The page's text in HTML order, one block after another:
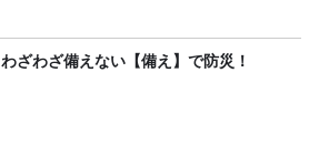
わざわざ備えない【備え】で防災！